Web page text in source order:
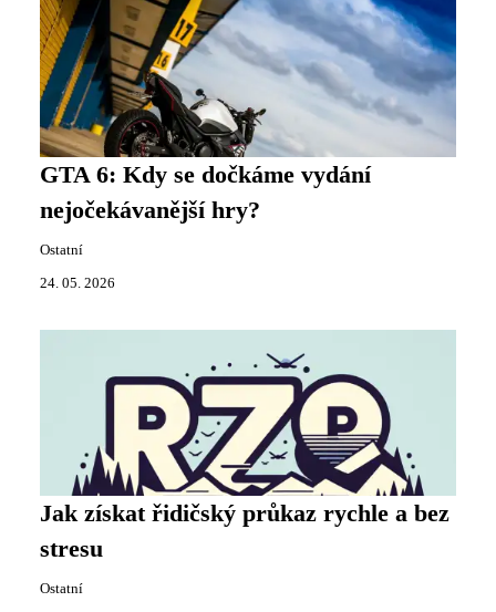
GTA 6: Kdy se dočkáme vydání
nejočekávanější hry?
Ostatní
24. 05. 2026
Jak získat řidičský průkaz rychle a bez
stresu
Ostatní